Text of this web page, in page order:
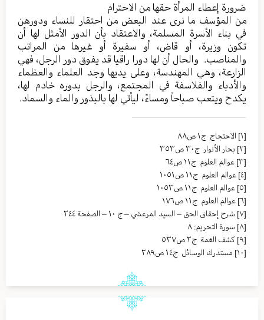
ضرورة إعطاء المرأة حقها من الاحترام
من المؤسف ما نرى عند البعض من احتقار للنساء ودورهن
في بناء الأسرة المسلمة، والاعتقاد بأن الدور الأمثل لها أن
تكون وزيرة، أو قاض، أو سفيرة أو غيرها من المراتب
والمناصب. والحال أن لها دورا راقيا قد يفوق دور الرجل، فهي
الزارعة، وهي المهندسة، وعلى يديها وجد العلماء والعظماء
والأدباء والفلاسفة في المجتمع، والرجل بدوره خادم لها،
يكدح ويتعب صباحاً ومساءً، ليأتي لها بالبذور والماء والسماد.
[١]
الاحتجاج ج١ ص٨٨
[٢]
بحار الأنوار ج٣٠ ص٣٥٣
[٣]
عوالم العلوم ج١١ ص٦٤
[٤]
عوالم العلوم ج١١ ص١٠٥١
[٥]
عوالم العلوم ج١١ ص١٠٥٣
[٦]
عوالم العلوم ج١١ ص١٧٦
[٧]
شرح إحقاق الحق – السيد المرعشي – ج ١٠ – الصفحة ٢٤٤
[٨]
سورة التحريم: ٨
[٩]
كشف الغمة ج٢ ص٥٣٧
[١٠]
مستدرك الوسائل ج١٤ ص٢٨٩